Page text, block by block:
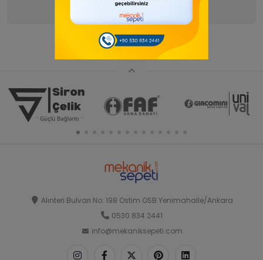
Alınteri Bulvarı No: 198 Ostim OSB Yenimahalle/Ankara
0530 834 2441
info@mekaniksepeti.com